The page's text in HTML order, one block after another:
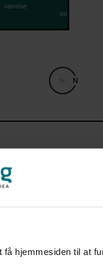
hjemmesiden til at